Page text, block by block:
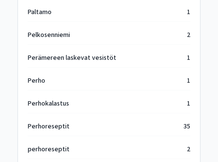
Paltamo 1
Pelkosenniemi 2
Perämereen laskevat vesistöt 1
Perho 1
Perhokalastus 1
Perhoreseptit 35
perhoreseptit 2